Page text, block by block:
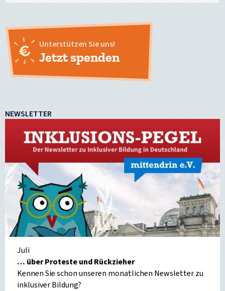
Unterstützen Sie uns!
Jetzt spenden
NEWSLETTER
Juli
… über Proteste und Rückzieher
Kennen Sie schon unseren monatlichen Newsletter zu
inklusiver Bildung?